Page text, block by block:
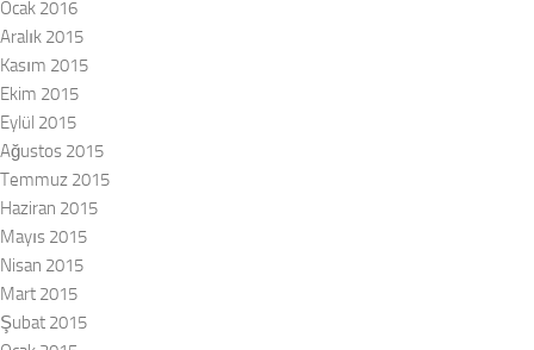
Ocak 2016
Aralık 2015
Kasım 2015
Ekim 2015
Eylül 2015
Ağustos 2015
Temmuz 2015
Haziran 2015
Mayıs 2015
Nisan 2015
Mart 2015
Şubat 2015